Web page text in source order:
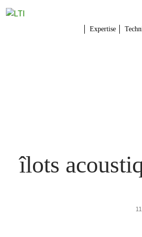
Expertise
îlots